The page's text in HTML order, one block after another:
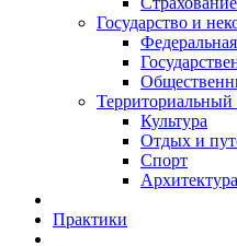
Государство и
Территориальный
Культура
Отдых и
Спорт
Практики